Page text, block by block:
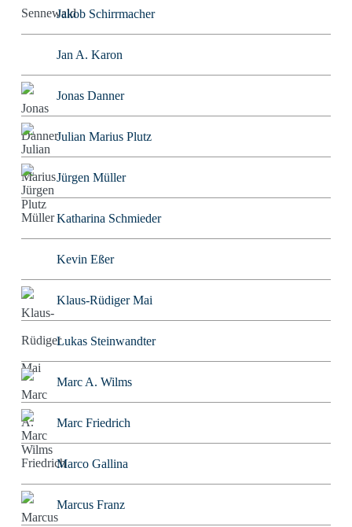
Jakob Schirrmacher
Jan A. Karon
Jonas Danner
Julian Marius Plutz
Jürgen Müller
Katharina Schmieder
Kevin Eßer
Klaus-Rüdiger Mai
Lukas Steinwandter
Marc A. Wilms
Marc Friedrich
Marco Gallina
Marcus Franz